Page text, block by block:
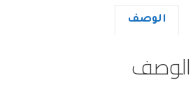
الوصف
الوصف